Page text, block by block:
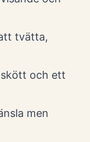
tvätta,
och ett
men